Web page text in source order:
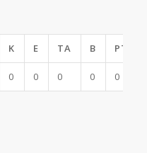
K E TA B PTS
0 0 0 0 0